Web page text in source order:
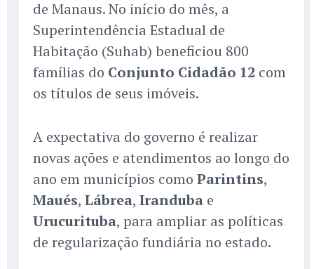
de Manaus. No início do mês, a
Superintendência Estadual de
Habitação (Suhab) beneficiou 800
famílias do Conjunto Cidadão 12 com
os títulos de seus imóveis.
A expectativa do governo é realizar
novas ações e atendimentos ao longo do
ano em municípios como Parintins,
Maués, Lábrea, Iranduba e
Urucurituba, para ampliar as políticas
de regularização fundiária no estado.